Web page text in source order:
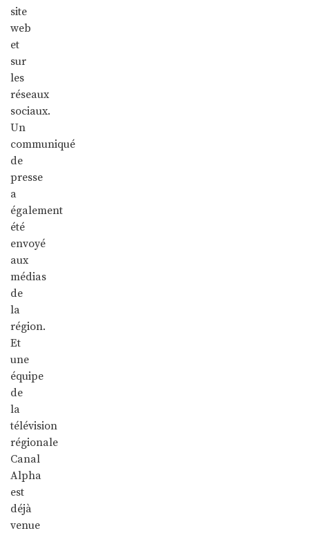
site
web
et
sur
les
réseaux
sociaux.
Un
communiqué
de
presse
a
également
été
envoyé
aux
médias
de
la
région.
Et
une
équipe
de
la
télévision
régionale
Canal
Alpha
est
déjà
venue